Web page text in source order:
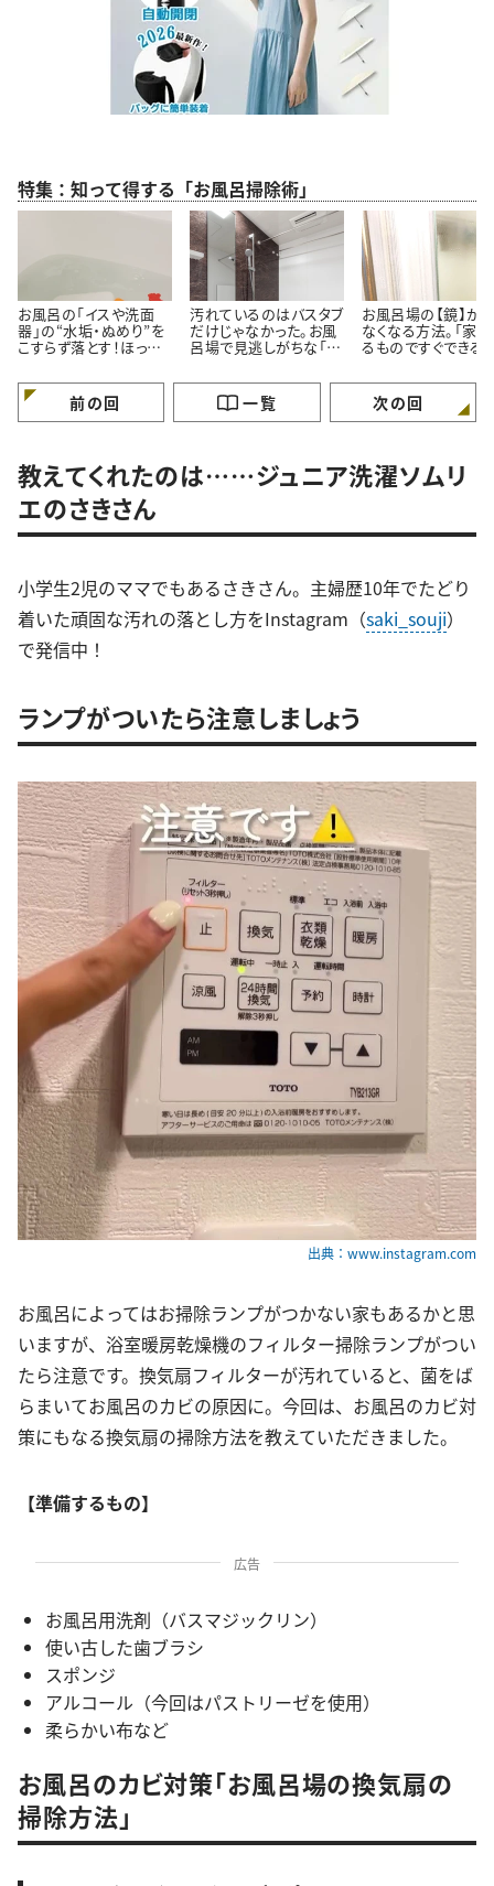
特集：知って得する「お風呂掃除術」
お風呂の「イスや洗面
器」の“水垢・ぬめり”を
こすらず落とす！ほった
汚れているのはバスタブ
だけじゃなかった。お風
呂場で見逃しがちな「意
所」とは
お風呂場の【鏡】が
なくなる方法。「家
るものですぐできる！
いんだ…」
前の回 一覧 次の回
教えてくれたのは……ジュニア洗濯ソムリ
エ⁡のさきさん
小学生2児のママでもあるさきさん。主婦歴10年でたどり
着いた頑固な汚れの落とし方をInstagram（saki_souji）
で発信中！
ランプがついたら注意しましょう
出典：www.instagram.com
お風呂によってはお掃除ランプがつかない家もあるかと思
いますが、浴室暖房乾燥機のフィルター掃除ランプがつい
たら注意です。換気扇フィルターが汚れていると、菌をば
らまいてお風呂のカビの原因に。今回は、お風呂のカビ対
策にもなる換気扇の掃除方法を教えていただきました。
【準備するもの】
広告
お風呂用洗剤（バスマジックリン）
使い古した歯ブラシ
スポンジ
アルコール（今回はパストリーゼを使用）
柔らかい布など
お風呂のカビ対策「お風呂場の換気扇の
掃除方法」